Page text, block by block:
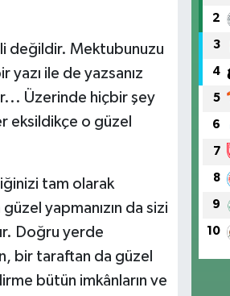
değildir. Mektubunuzu
yazı ile de yazsanız
Üzerinde hiçbir şey
eksildikçe o güzel
tam olarak
yapmanızın da sizi
Doğru yerde
bir taraftan da güzel
bütün imkânların ve
2
3
4
5
6
7
8
9
10